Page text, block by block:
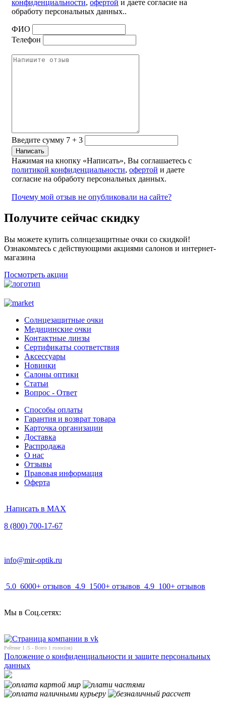
конфиденциальности, офертой и даете согласие на
обработу персональных данных..
ФИО
Телефон
Введите сумму 7 + 3
Нажимая на кнопку «Написать», Вы соглашаетесь с
политикой конфиденциальности, офертой и даете
согласие на обработу персональных данных.
Почему мой отзыв не опубликовали на сайте?
Получите сейчас скидку
Вы можете купить солнцезащитные очки со скидкой!
Ознакомьтесь с действующими акциями салонов и интернет-
магазина
Посмотреть акции
Солнцезащитные очки
Медицинские очки
Контактные линзы
Сертификаты соответствия
Аксессуары
Новинки
Салоны оптики
Статьи
Вопрос - Ответ
Способы оплаты
Гарантия и возврат товара
Карточка организации
Доставка
Распродажа
О нас
Отзывы
Правовая информация
Оферта
Написать в MAX
8 (800) 700-17-67
info@mir-optik.ru
5.0 6000+ отзывов 4.9 1500+ отзывов 4.9 100+ отзывов
Мы в Соц.сетях:
Рейтинг 1 /5 - Всего 1 голос(ов)
Положение о конфиденциальности и защите персональных
данных